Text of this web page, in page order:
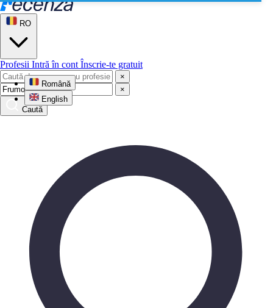
RO
Română
English
Profesii Intră în cont Înscrie-te gratuit
×
×
Caută